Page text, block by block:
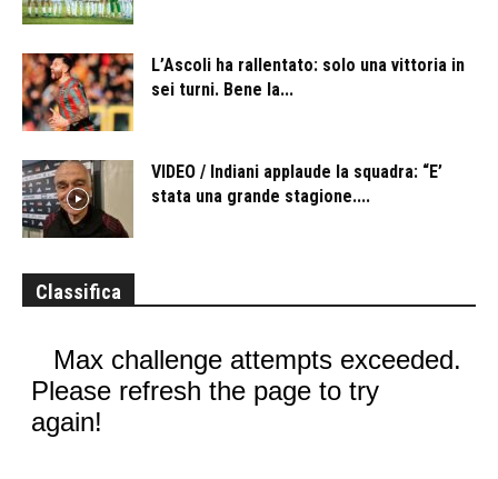
L’Ascoli ha rallentato: solo una vittoria in
sei turni. Bene la...
VIDEO / Indiani applaude la squadra: “E’
stata una grande stagione....
Classifica